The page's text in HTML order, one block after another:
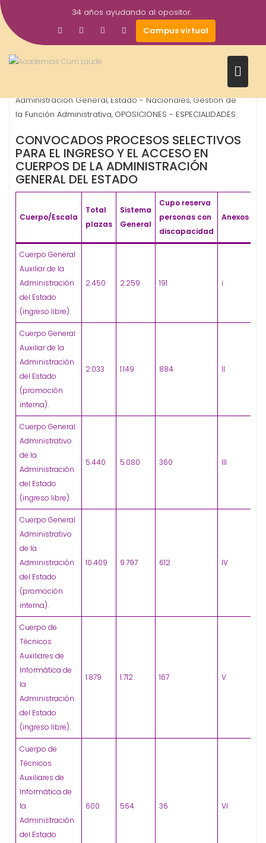
Saltar
al
contenido
34 años ayudando al opositor.
Campus virtual
Jul
2024
Gestor AcademiasCumLaude
Administración General,Estado - Nacionales,Gestión de
la Función Administrativa, OPOSICIONES - ESPECIALIDADES
CONVOCADOS PROCESOS SELECTIVOS
PARA EL INGRESO Y EL ACCESO EN
CUERPOS DE LA ADMINISTRACIÓN
GENERAL DEL ESTADO
Cuerpo/Escala
Total
plazas
Sistema
General
Cupo reserva
personas con
discapacidad
Anexos
Cuerpo General
Auxiliar de la
Administración
del Estado
(ingreso libre).
2.450 2.259 191 i
Cuerpo General
Auxiliar de la
Administración
del Estado
(promoción
interna).
2.033 1.149 884 II
Cuerpo General
Administrativo
de la
Administración
del Estado
(ingreso libre).
5.440 5.080 360 III
Cuerpo General
Administrativo
de la
Administración
del Estado
(promoción
interna).
10.409 9.797 612 IV
Cuerpo de
Técnicos
Auxiliares de
Informática de
la
Administración
del Estado
(ingreso libre).
1.879 1.712 167 V
Cuerpo de
Técnicos
Auxiliares de
Informática de
la
Administración
del Estado
600 564 36 VI